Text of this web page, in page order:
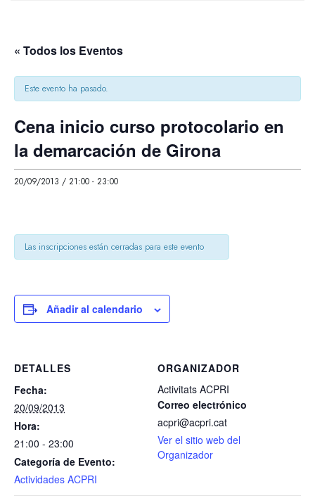
« Todos los Eventos
Este evento ha pasado.
Cena inicio curso protocolario en
la demarcación de Girona
20/09/2013 / 21:00 - 23:00
Las inscripciones están cerradas para este evento
Añadir al calendario
DETALLES
Fecha:
20/09/2013
Hora:
21:00 - 23:00
Categoría de Evento:
Actividades ACPRI
ORGANIZADOR
Activitats ACPRI
Correo electrónico
acpri@acpri.cat
Ver el sitio web del
Organizador